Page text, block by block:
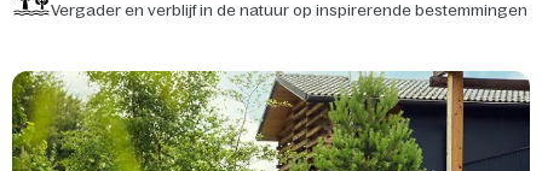
Vergader en verblijf in de natuur op inspirerende bestemmingen